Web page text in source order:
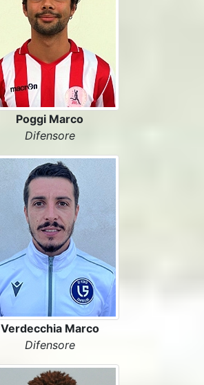
Poggi Marco
Difensore
Verdecchia Marco
Difensore